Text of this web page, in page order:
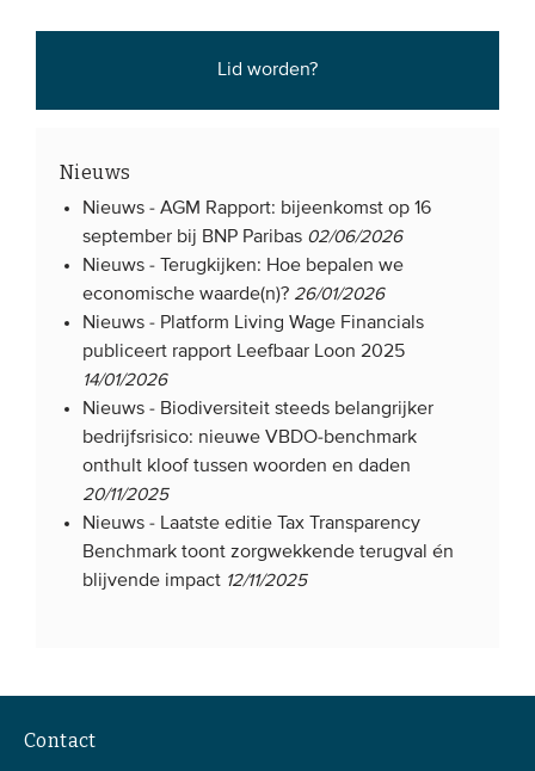
Webinars
WIE WE ZIJN
Vereniging
Onze leden
Bestuur
Partners & netwerken
WAT WE DOEN
Engagement
Lid worden?
Nieuws
Nieuws -AGM Rapport: bijeenkomst op 16
september bij BNP Paribas 02/06/2026
Nieuws - Terugkijken: Hoe bepalen we
economische waarde(n)? 26/01/2026
Nieuws - Platform Living Wage Financials
publiceert rapport Leefbaar Loon 2025
14/01/2026
Nieuws - Biodiversiteit steeds belangrijker
bedrijfsrisico: nieuwe VBDO-benchmark
onthult kloof tussen woorden en daden
20/11/2025
Nieuws - Laatste editie Tax Transparency
Benchmark toont zorgwekkende terugval én
blijvende impact 12/11/2025
Contact